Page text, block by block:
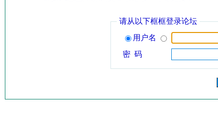
请从以下框框登录论坛
用户名
密 码